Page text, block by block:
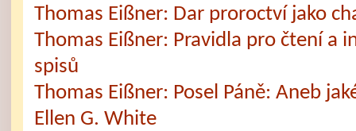
Thomas Eißner: Dar proroctví jako
Thomas Eißner: Pravidla pro čtení a
spisů
Thomas Eißner: Posel Páně: Aneb
Ellen G. White